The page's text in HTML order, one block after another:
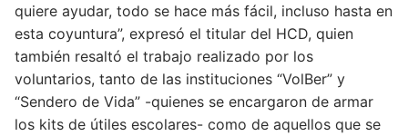
quiere ayudar, todo se hace más fácil, incluso hasta en
esta coyuntura”, expresó el titular del HCD, quien
también resaltó el trabajo realizado por los
voluntarios, tanto de las instituciones “VolBer” y
“Sendero de Vida” -quienes se encargaron de armar
los kits de útiles escolares- como de aquellos que se